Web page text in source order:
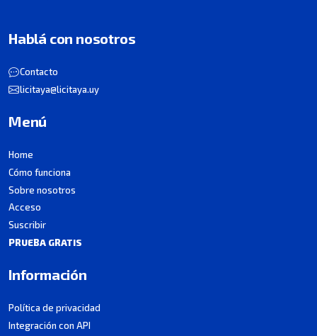
Hablá con nosotros
Contacto
licitaya@licitaya.uy
Menú
Home
Cómo funciona
Sobre nosotros
Acceso
Suscribir
PRUEBA GRATIS
Información
Política de privacidad
Integración con API